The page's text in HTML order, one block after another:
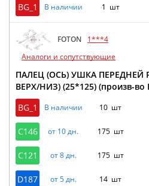
BG_1
В наличии 1 шт
FOTON
1***4
Аналоги и сопутствующие
ПАЛЕЦ (ОСЬ) УШКА ПЕРЕДНЕЙ
ВЕРХ/НИЗ) (25*125) (произв-во
BG_1
В наличии 10 шт
C146 от 10 дн. 175 шт
C121 от 8 дн. 175 шт
D187 от 5 дн. 14 шт